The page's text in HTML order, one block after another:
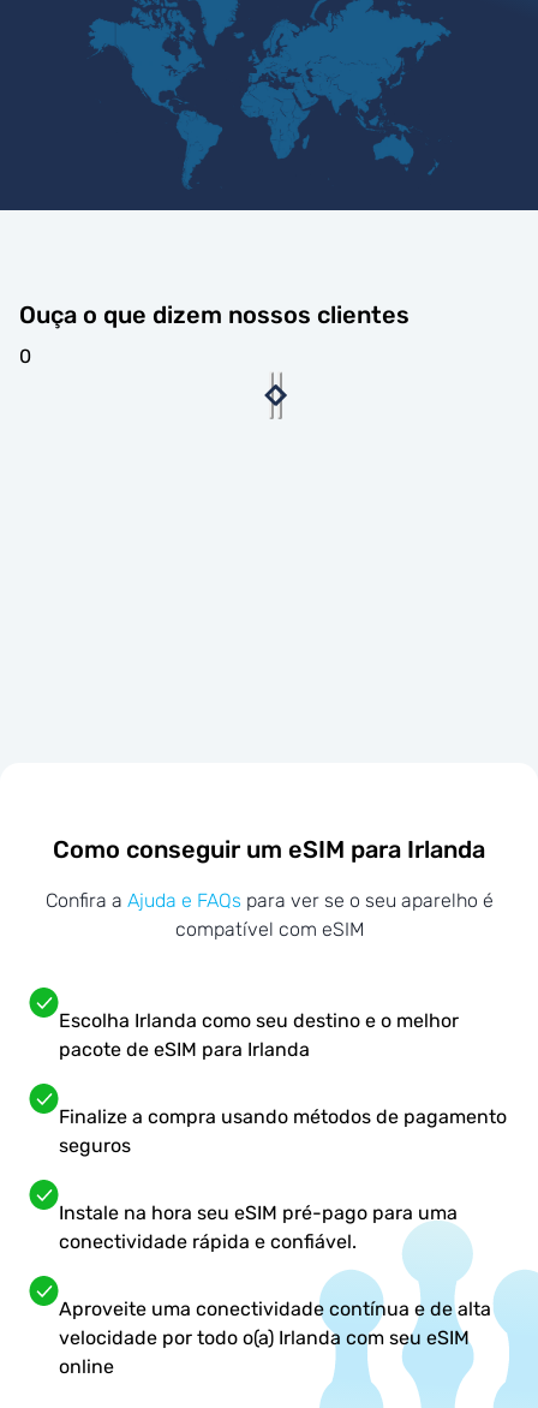
Ouça o que dizem nossos clientes
0
Como conseguir um eSIM para Irlanda
Confira a Ajuda e FAQs para ver se o seu aparelho é
compatível com eSIM
Escolha Irlanda como seu destino e o melhor
pacote de eSIM para Irlanda
Finalize a compra usando métodos de pagamento
seguros
Instale na hora seu eSIM pré-pago para uma
conectividade rápida e confiável.
Aproveite uma conectividade contínua e de alta
velocidade por todo o(a) Irlanda com seu eSIM
online